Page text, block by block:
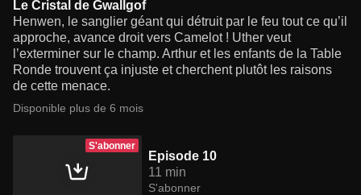
Le Cristal de Gwallgof
Henwen, le sanglier géant qui détruit par le feu tout ce qu’il
approche, avance droit vers Camelot ! Uther veut
l’exterminer sur le champ. Arthur et les enfants de la Table
Ronde trouvent ça injuste et cherchent plutôt les raisons
de cette menace.
Disponible plus de 6 mois
S'abonner
Episode 10
11 min
S'abonner